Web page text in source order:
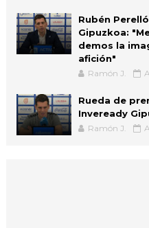
Rubén
Gipuzkoa:
demos la
afición"
Ramón J.
Rueda de
Inveready
Ramón J.